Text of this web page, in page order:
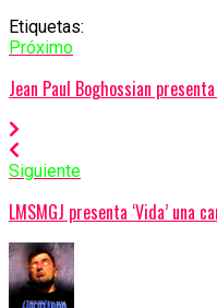
Etiquetas:
Próximo
Jean Paul Boghossian
Siguiente
LMSMGJ presenta ‘Vida’ una